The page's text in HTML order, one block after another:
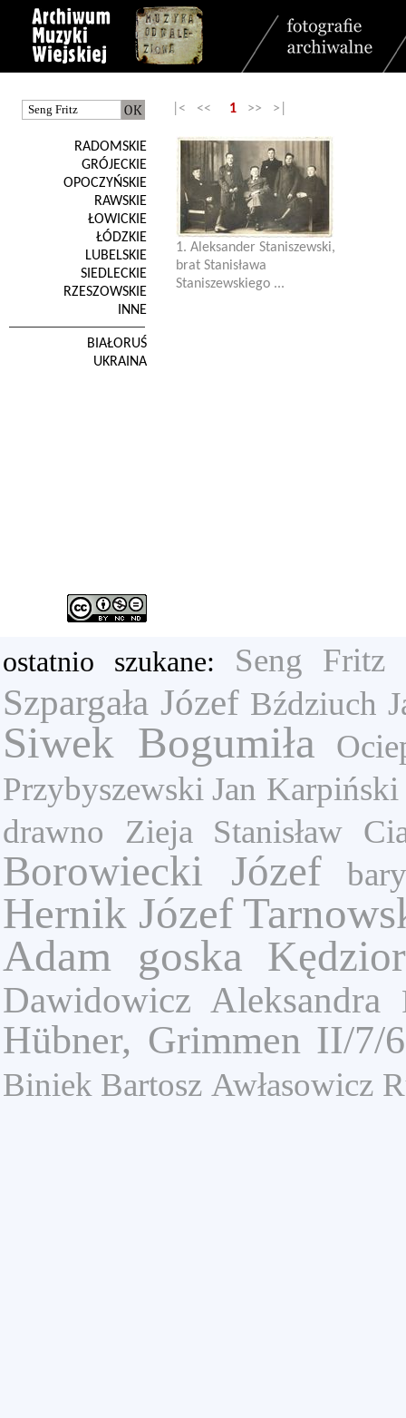
RADOMSKIE
GRÓJECKIE
OPOCZYŃSKIE
RAWSKIE
ŁOWICKIE
ŁÓDZKIE
LUBELSKIE
SIEDLECKIE
RZESZOWSKIE
INNE
BIAŁORUŚ
UKRAINA
|< << 1 >> >|
1. Aleksander Staniszewski,
brat Stanisława
Staniszewskiego ...
ostatnio szukane: Seng Fritz
Szpargała Józef Bździuch
Siwek Bogumiła
Przybyszewski Jan Karpiński
drawno
Zieja Stanisław
Borowiecki Józef
Hernik Józef
Adam goska
Dawidowicz Aleksandra
Hübner, Grimmen II/7/6
Biniek Bartosz Awłasowicz